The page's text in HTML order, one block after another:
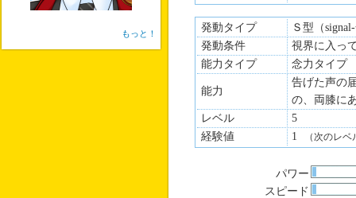
発動タイプ
Ｓ型（
発動条件
視界に入っ
能力タイプ
念力タイプ
能力
告げた声の
の、両膝に
レベル
5
経験値
1 （次のレ
パワー
スピード
もっと！